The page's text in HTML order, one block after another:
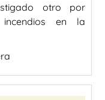
otro por
incendios en la